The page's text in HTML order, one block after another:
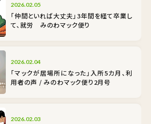
2026.02.05
「仲間といれば大丈夫」3年間を経て卒業し
て、就労 みのわマック便り
2026.02.04
「マックが居場所になった」入所5カ月、利
用者の声 / みのわマック便り2月号
2026.02.03